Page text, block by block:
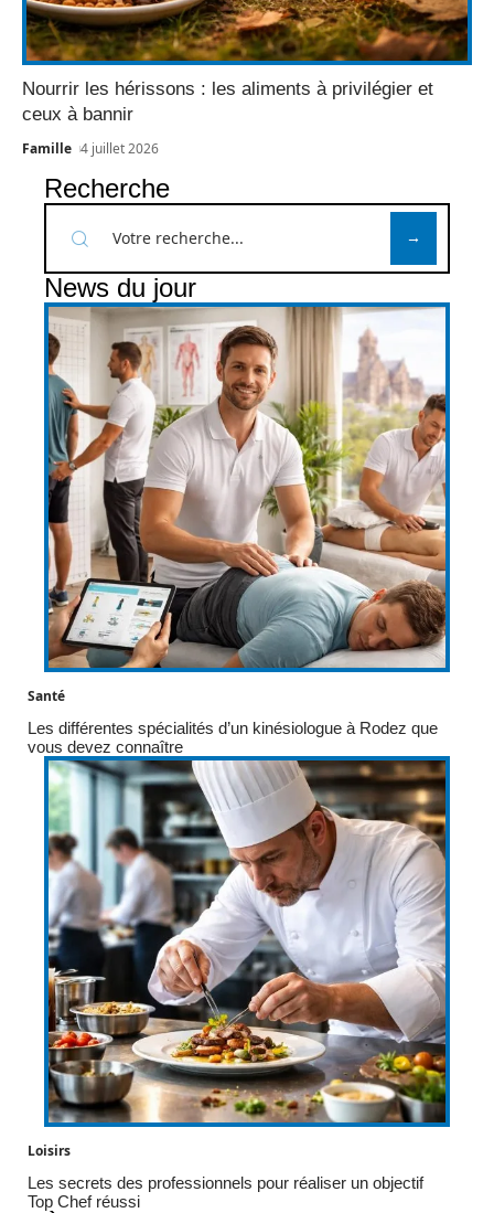
Nourrir les hérissons : les aliments à privilégier et
ceux à bannir
Famille 4 juillet 2026
Recherche
News du jour
Santé
Les différentes spécialités d’un kinésiologue à Rodez que
vous devez connaître
Loisirs
Les secrets des professionnels pour réaliser un objectif
Top Chef réussi